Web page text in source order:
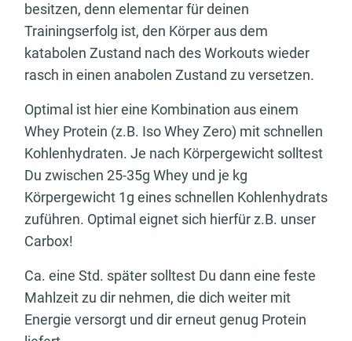
besitzen, denn elementar für deinen
Trainingserfolg ist, den Körper aus dem
katabolen Zustand nach des Workouts wieder
rasch in einen anabolen Zustand zu versetzen.
Optimal ist hier eine Kombination aus einem
Whey Protein (z.B. Iso Whey Zero) mit schnellen
Kohlenhydraten. Je nach Körpergewicht solltest
Du zwischen 25-35g Whey und je kg
Körpergewicht 1g eines schnellen Kohlenhydrats
zuführen. Optimal eignet sich hierfür z.B. unser
Carbox!
Ca. eine Std. später solltest Du dann eine feste
Mahlzeit zu dir nehmen, die dich weiter mit
Energie versorgt und dir erneut genug Protein